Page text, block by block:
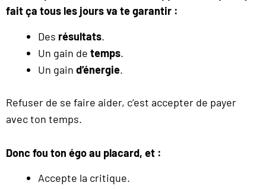
fait ça tous les jours va te garantir :
Des résultats.
Un gain de temps.
Un gain d’énergie.
Refuser de se faire aider, c’est accepter de payer
avec ton temps.
Donc fou ton égo au placard, et :
Accepte la critique.